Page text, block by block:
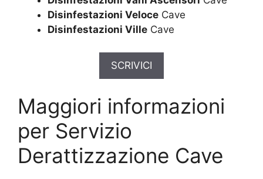
Disinfestazioni Veloce Cave
Disinfestazioni Ville Cave
SCRIVICI
Maggiori informazioni
per Servizio
Derattizzazione Cave